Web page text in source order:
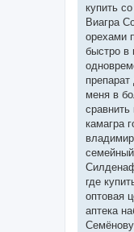
купить
Виагра
орехами
быстро в
меня в
сравнить
камагра
где
оптовая
аптека